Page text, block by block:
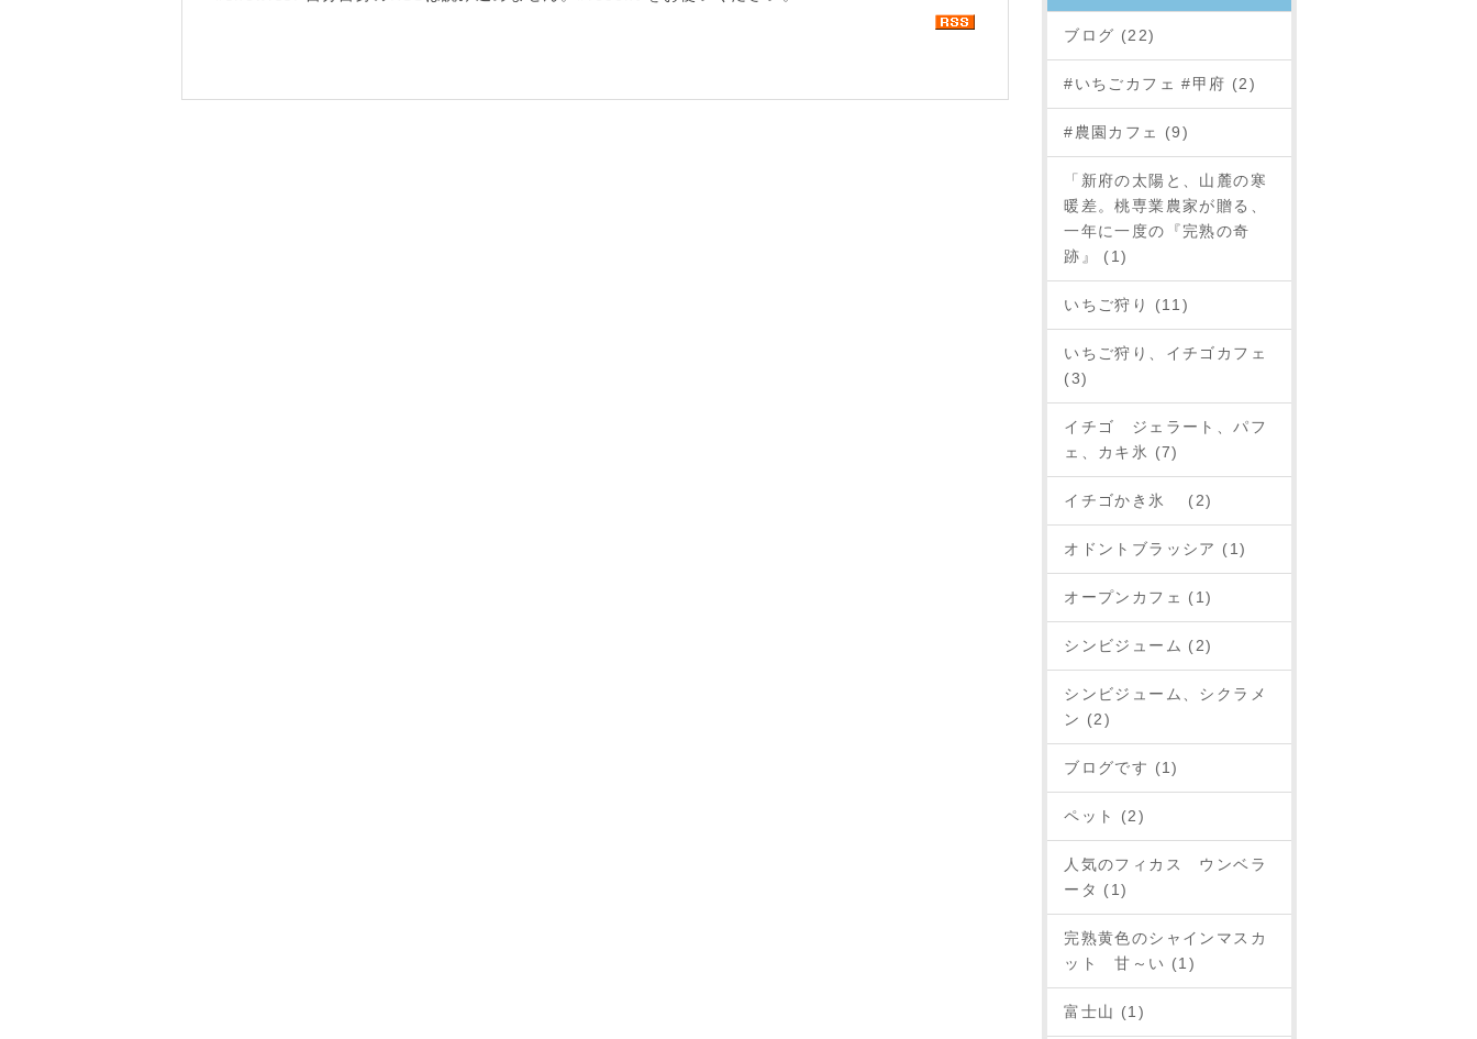
ブログ (22)
#いちごカフェ #甲府 (2)
#農園カフェ (9)
「新府の太陽と、山麓の寒
暖差。桃専業農家が贈る、
一年に一度の『完熟の奇
跡』 (1)
いちご狩り (11)
いちご狩り、イチゴカフェ
(3)
イチゴ ジェラート、パフ
ェ、カキ氷 (7)
イチゴかき氷 (2)
オドントブラッシア (1)
オープンカフェ (1)
シンビジューム (2)
シンビジューム、シクラメ
ン (2)
ブログです (1)
ペット (2)
人気のフィカス ウンベラ
ータ (1)
完熟黄色のシャインマスカ
ット 甘～い (1)
富士山 (1)